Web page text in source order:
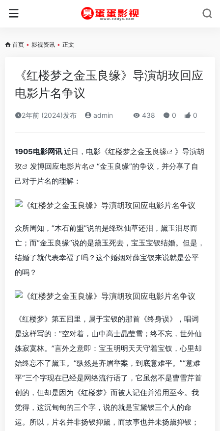
首页 • 影视资讯 • 正文
《红楼梦之金玉良缘》导演胡玫回应
电影片名争议
2年前 (2024)发布 admin 438 0 0
1905电影网讯近日，电影《红楼梦之金玉良缘 》导演胡
玫
发博回应电影片名
“金玉良缘”的争议，并分享了自
己对于片名的理解：
众所周知，“木石前盟”说的是绛珠仙草还泪，黛玉泪尽而
亡；而“金玉良缘”说的是黛玉死去，宝玉宝钗结婚。但是，
结婚了就代表幸福了吗？这个婚姻对薛宝钗来说就是公平
的吗？
《红楼梦》第五回里，属于宝钗的那首《终身误》，唱词
是这样写的：“空对着，山中高士晶莹雪；终不忘，世外仙
姝寂寞林。”言外之意即：宝玉明明天天守着宝钗，心里却
始终忘不了黛玉。“纵然是齐眉举案，到底意难平。”“意难
平”三个字现在已经是网络流行语了，它虽然不是曹雪芹首
创的，但却是因为《红楼梦》而被人记住并沿用至今。我
觉得，这沉甸甸的三个字，说的就是宝黛钗三个人的命
运。所以，片名并非扬钗抑黛，而故事也并未扬黛抑钗；